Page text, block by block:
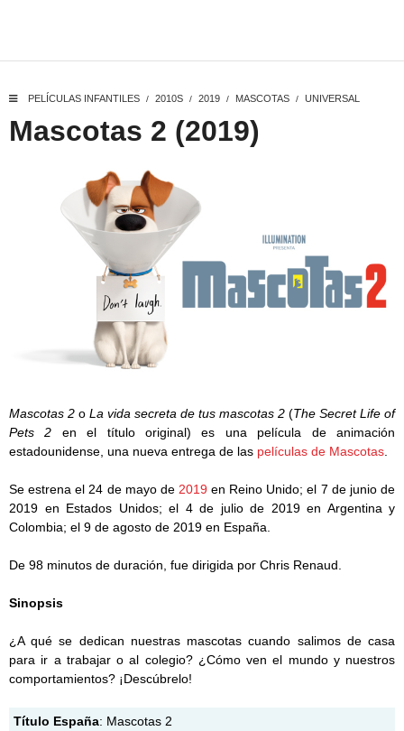
PELÍCULAS INFANTILES / 2010S / 2019 / MASCOTAS / UNIVERSAL
Mascotas 2 (2019)
Mascotas 2 o La vida secreta de tus mascotas 2 (The Secret Life of
Pets 2 en el título original) es una película de animación
estadounidense, una nueva entrega de las películas de Mascotas
Se estrena el 24 de mayo de 2019 en Reino Unido; el 7 de junio de
2019 en Estados Unidos; el 4 de julio de 2019 en Argentina y
Colombia; el 9 de agosto de 2019 en España.
De 98 minutos de duración, fue dirigida por Chris Renaud.
Sinopsis
¿A qué se dedican nuestras mascotas cuando salimos de casa
para ir a trabajar o al colegio? ¿Cómo ven el mundo y nuestros
comportamientos? ¡Descúbrelo!
Título España: Mascotas 2